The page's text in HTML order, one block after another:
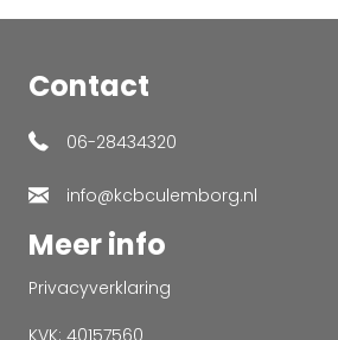
Contact
06-28434320
info@kcbculemborg.nl
Meer info
Privacyverklaring
KVK: 40157560